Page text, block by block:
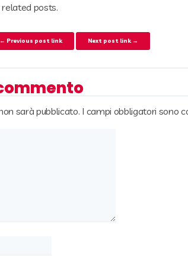
related posts.
articoli
← Previous post link Next post link →
sarà pubblicato. I campi obbligatori sono